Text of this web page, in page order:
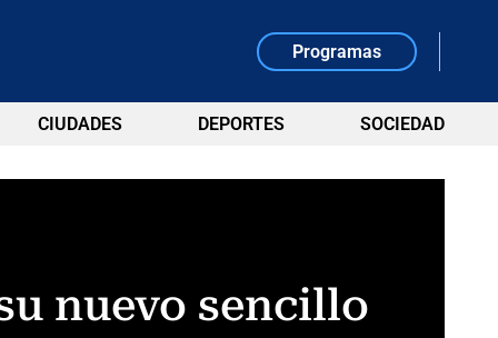
Programas
CIUDADES DEPORTES SOCIEDAD
nuevo sencillo